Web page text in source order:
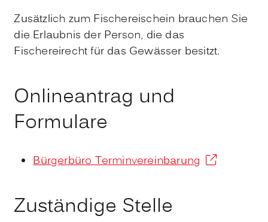
Zusätzlich zum Fischereischein brauchen Sie
die Erlaubnis der Person, die das
Fischereirecht für das Gewässer besitzt.
Onlineantrag und
Formulare
Bürgerbüro Terminvereinbarung
Zuständige Stelle